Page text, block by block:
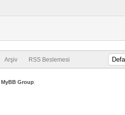
Arşiv RSS Beslemesi
MyBB Group